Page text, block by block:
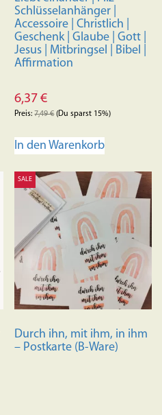
Schlüsselanhänger |
Accessoire | Christlich |
Geschenk | Glaube | Gott |
Jesus | Mitbringsel | Bibel |
Affirmation
6,37€
Preis:7,49€(Du sparst 15%)
In den Warenkorb
SALE
Durch ihn, mit ihm, in ihm
– Postkarte (B-Ware)